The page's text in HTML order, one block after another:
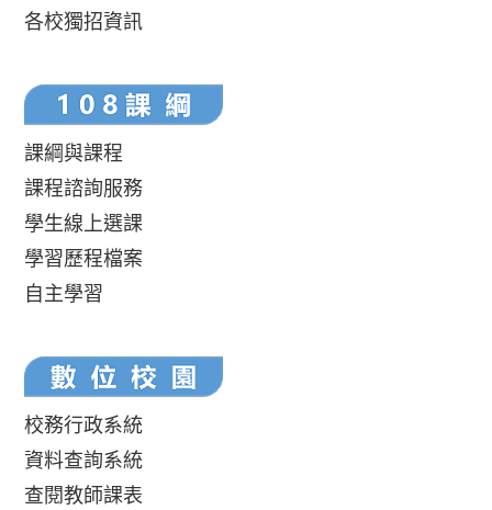
各校獨招資訊
課綱與課程
課程諮詢服務
學生線上選課
學習歷程檔案
自主學習
校務行政系統
資料查詢系統
查閱教師課表